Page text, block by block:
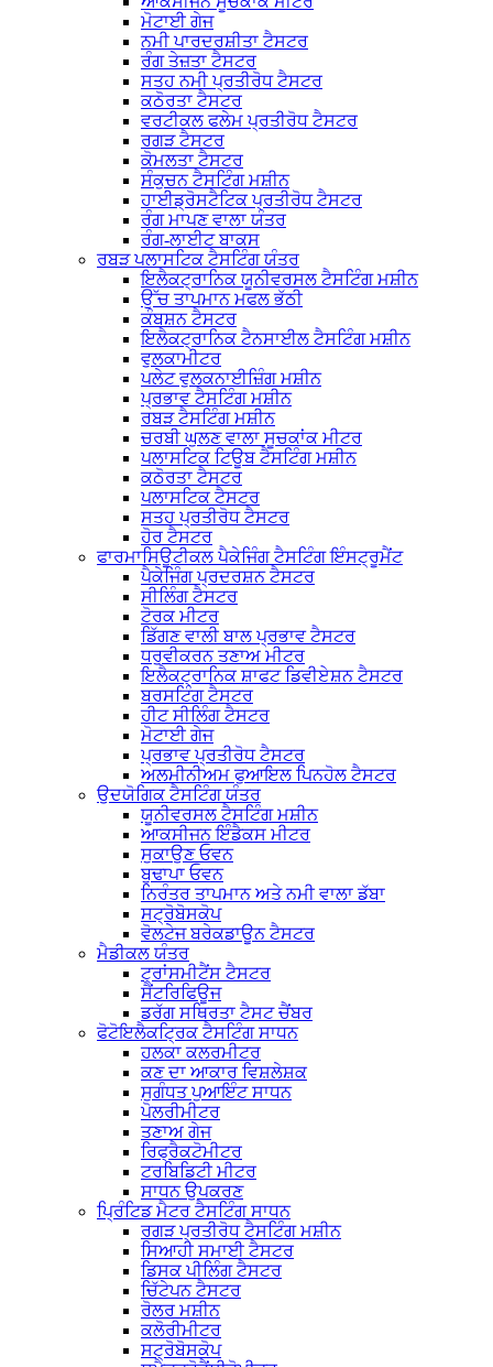
ਮੋਟਾਈ ਗੇਜ
ਨਮੀ ਪਾਰਦਰਸ਼ੀਤਾ ਟੈਸਟਰ
ਰੰਗ ਤੇਜ਼ਤਾ ਟੈਸਟਰ
ਸਤਹ ਨਮੀ ਪ੍ਰਤੀਰੋਧ ਟੈਸਟਰ
ਕਠੋਰਤਾ ਟੈਸਟਰ
ਵਰਟੀਕਲ ਫਲੇਮ ਪ੍ਰਤੀਰੋਧ ਟੈਸਟਰ
ਰਗੜ ਟੈਸਟਰ
ਕੋਮਲਤਾ ਟੈਸਟਰ
ਸੰਕੁਚਨ ਟੈਸਟਿੰਗ ਮਸ਼ੀਨ
ਹਾਈਡ੍ਰੋਸਟੈਟਿਕ ਪ੍ਰਤੀਰੋਧ ਟੈਸਟਰ
ਰੰਗ ਮਾਪਣ ਵਾਲਾ ਯੰਤਰ
ਰੰਗ-ਲਾਈਟ ਬਾਕਸ
ਰਬੜ ਪਲਾਸਟਿਕ ਟੈਸਟਿੰਗ ਯੰਤਰ
ਇਲੈਕਟ੍ਰਾਨਿਕ ਯੂਨੀਵਰਸਲ ਟੈਸਟਿੰਗ ਮਸ਼ੀਨ
ਉੱਚ ਤਾਪਮਾਨ ਮਫਲ ਭੱਠੀ
ਕੰਬਸ਼ਨ ਟੈਸਟਰ
ਇਲੈਕਟ੍ਰਾਨਿਕ ਟੈਨਸਾਈਲ ਟੈਸਟਿੰਗ ਮਸ਼ੀਨ
ਵੁਲਕਾਮੀਟਰ
ਪਲੇਟ ਵੁਲਕਨਾਈਜ਼ਿੰਗ ਮਸ਼ੀਨ
ਪ੍ਰਭਾਵ ਟੈਸਟਿੰਗ ਮਸ਼ੀਨ
ਰਬੜ ਟੈਸਟਿੰਗ ਮਸ਼ੀਨ
ਚਰਬੀ ਘੁਲਣ ਵਾਲਾ ਸੂਚਕਾਂਕ ਮੀਟਰ
ਪਲਾਸਟਿਕ ਟਿਊਬ ਟੈਸਟਿੰਗ ਮਸ਼ੀਨ
ਕਠੋਰਤਾ ਟੈਸਟਰ
ਪਲਾਸਟਿਕ ਟੈਸਟਰ
ਸਤਹ ਪ੍ਰਤੀਰੋਧ ਟੈਸਟਰ
ਹੋਰ ਟੈਸਟਰ
ਫਾਰਮਾਸਿਊਟੀਕਲ ਪੈਕੇਜਿੰਗ ਟੈਸਟਿੰਗ ਇੰਸਟ੍ਰੂਮੈਂਟ
ਪੈਕੇਜਿੰਗ ਪ੍ਰਦਰਸ਼ਨ ਟੈਸਟਰ
ਸੀਲਿੰਗ ਟੈਸਟਰ
ਟੋਰਕ ਮੀਟਰ
ਡਿੱਗਣ ਵਾਲੀ ਬਾਲ ਪ੍ਰਭਾਵ ਟੈਸਟਰ
ਧਰੁਵੀਕਰਨ ਤਣਾਅ ਮੀਟਰ
ਇਲੈਕਟ੍ਰਾਨਿਕ ਸ਼ਾਫਟ ਡਿਵੀਏਸ਼ਨ ਟੈਸਟਰ
ਬਰਸਟਿੰਗ ਟੈਸਟਰ
ਹੀਟ ਸੀਲਿੰਗ ਟੈਸਟਰ
ਮੋਟਾਈ ਗੇਜ
ਪ੍ਰਭਾਵ ਪ੍ਰਤੀਰੋਧ ਟੈਸਟਰ
ਅਲਮੀਨੀਅਮ ਫੁਆਇਲ ਪਿਨਹੋਲ ਟੈਸਟਰ
ਉਦਯੋਗਿਕ ਟੈਸਟਿੰਗ ਯੰਤਰ
ਯੂਨੀਵਰਸਲ ਟੈਸਟਿੰਗ ਮਸ਼ੀਨ
ਆਕਸੀਜਨ ਇੰਡੈਕਸ ਮੀਟਰ
ਸੁਕਾਉਣ ਓਵਨ
ਬੁਢਾਪਾ ਓਵਨ
ਨਿਰੰਤਰ ਤਾਪਮਾਨ ਅਤੇ ਨਮੀ ਵਾਲਾ ਡੱਬਾ
ਸਟ੍ਰੋਬੋਸਕੋਪ
ਵੋਲਟੇਜ ਬਰੇਕਡਾਊਨ ਟੈਸਟਰ
ਮੈਡੀਕਲ ਯੰਤਰ
ਟ੍ਰਾਂਸਮੀਟੈਂਸ ਟੈਸਟਰ
ਸੈਂਟਰਿਫਿਊਜ
ਡਰੱਗ ਸਥਿਰਤਾ ਟੈਸਟ ਚੈਂਬਰ
ਫੋਟੋਇਲੈਕਟ੍ਰਿਕ ਟੈਸਟਿੰਗ ਸਾਧਨ
ਹਲਕਾ ਕਲਰਮੀਟਰ
ਕਣ ਦਾ ਆਕਾਰ ਵਿਸ਼ਲੇਸ਼ਕ
ਸੁਗੰਧਤ ਪੁਆਇੰਟ ਸਾਧਨ
ਪੋਲਰੀਮੀਟਰ
ਤਣਾਅ ਗੇਜ
ਰਿਫ੍ਰੈਕਟੋਮੀਟਰ
ਟਰਬਿਡਿਟੀ ਮੀਟਰ
ਸਾਧਨ ਉਪਕਰਣ
ਪ੍ਰਿੰਟਿਡ ਮੈਟਰ ਟੈਸਟਿੰਗ ਸਾਧਨ
ਰਗੜ ਪ੍ਰਤੀਰੋਧ ਟੈਸਟਿੰਗ ਮਸ਼ੀਨ
ਸਿਆਹੀ ਸਮਾਈ ਟੈਸਟਰ
ਡਿਸਕ ਪੀਲਿੰਗ ਟੈਸਟਰ
ਚਿੱਟੇਪਨ ਟੈਸਟਰ
ਰੋਲਰ ਮਸ਼ੀਨ
ਕਲੋਰੀਮੀਟਰ
ਸਟ੍ਰੋਬੋਸਕੋਪ